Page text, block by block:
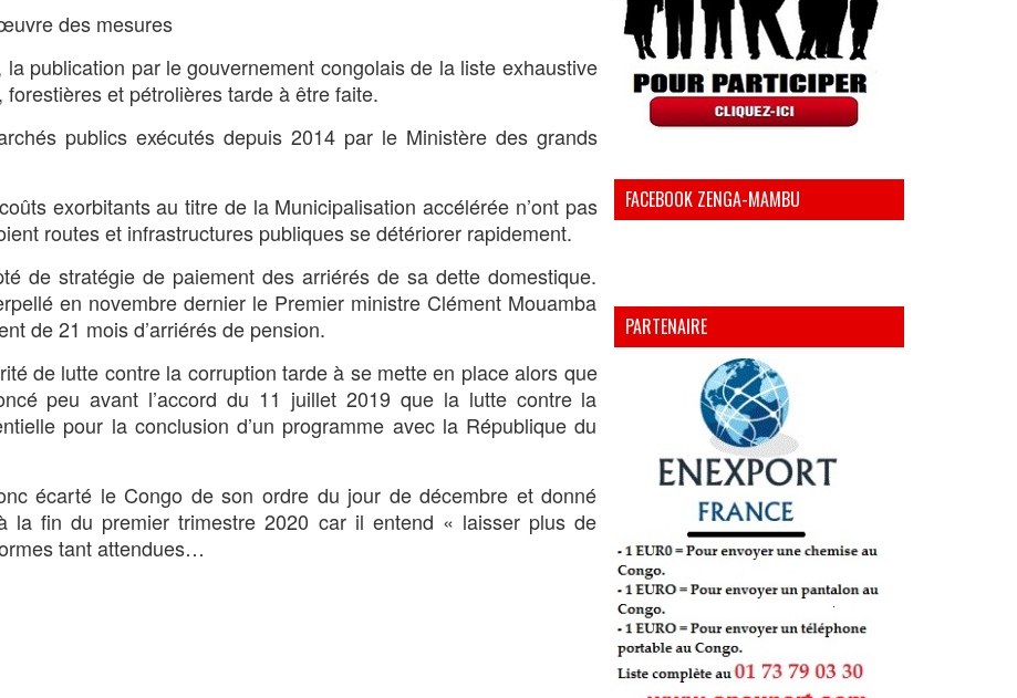
des mesures
publication par le gouvernement congolais de la liste exhaustive
et pétrolières tarde à être faite.
publics exécutés depuis 2014 par le Ministère des grands
exorbitants au titre de la Municipalisation accélérée n’ont pas
routes et infrastructures publiques se détériorer rapidement.
de stratégie de paiement des arriérés de sa dette domestique.
en novembre dernier le Premier ministre Clément Mouamba
de 21 mois d’arriérés de pension.
de lutte contre la corruption tarde à se mette en place alors que
peu avant l’accord du 11 juillet 2019 que la lutte contre la
pour la conclusion d’un programme avec la République du
écarté le Congo de son ordre du jour de décembre et donné
la fin du premier trimestre 2020 car il entend « laisser plus de
tant attendues…
FACEBOOK ZENGA-MAMBU
PARTENAIRE